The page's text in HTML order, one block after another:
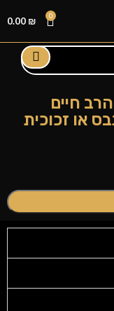
0
0.00 ₪
הרב חיים
או זכוכית